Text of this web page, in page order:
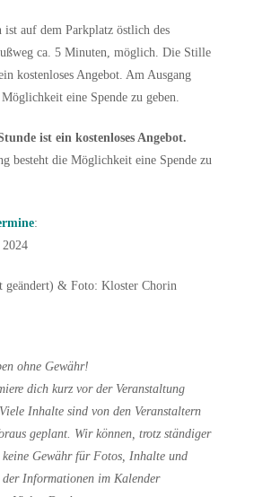
ist auf dem Parkplatz östlich des
ca. 5 Minuten, möglich. Die Stille
kostenloses Angebot. Am Ausgang
eine Spende zu geben.
ist ein kostenloses Angebot.
besteht die Möglichkeit eine Spende zu
:
geändert) & Foto: Kloster Chorin
ohne Gewähr!
dich kurz vor der Veranstaltung
Inhalte sind von den Veranstaltern
geplant. Wir können, trotz ständiger
keine Gewähr für Fotos, Inhalte und
Informationen im Kalender